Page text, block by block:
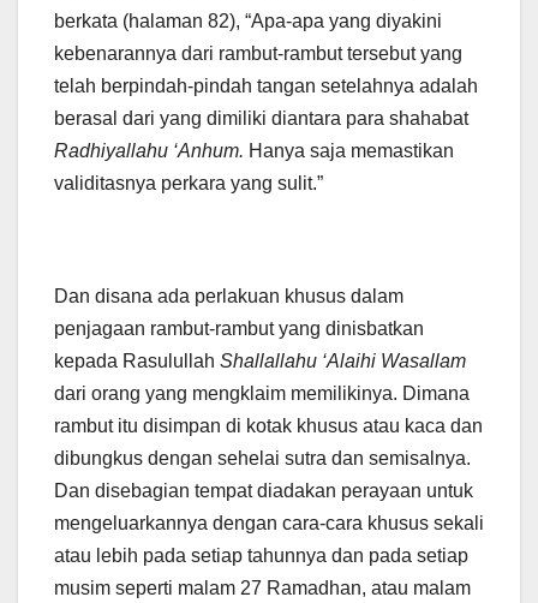
berkata (halaman 82), “Apa-apa yang diyakini
kebenarannya dari rambut-rambut tersebut yang
telah berpindah-pindah tangan setelahnya adalah
berasal dari yang dimiliki diantara para shahabat
Radhiyallahu ‘Anhum. Hanya saja memastikan
validitasnya perkara yang sulit.”
Dan disana ada perlakuan khusus dalam
penjagaan rambut-rambut yang dinisbatkan
kepada Rasulullah Shallallahu ‘Alaihi Wasallam
dari orang yang mengklaim memilikinya. Dimana
rambut itu disimpan di kotak khusus atau kaca dan
dibungkus dengan sehelai sutra dan semisalnya.
Dan disebagian tempat diadakan perayaan untuk
mengeluarkannya dengan cara-cara khusus sekali
atau lebih pada setiap tahunnya dan pada setiap
musim seperti malam 27 Ramadhan, atau malam